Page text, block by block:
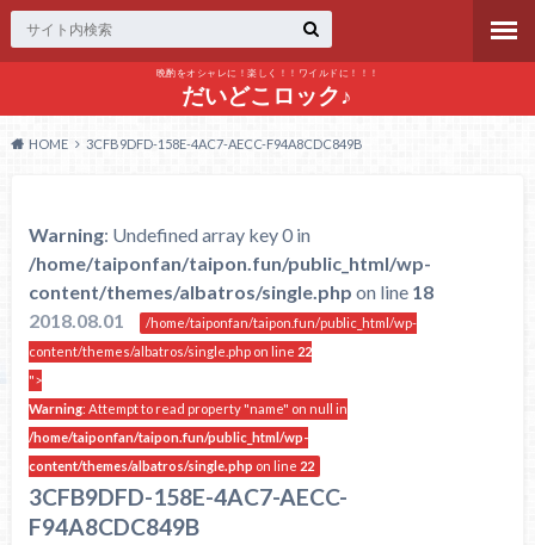
晩酌をオシャレに！楽しく！！ワイルドに！！！
だいどこロック♪
HOME 3CFB9DFD-158E-4AC7-AECC-F94A8CDC849B
Warning: Undefined array key 0 in
/home/taiponfan/taipon.fun/public_html/wp-
content/themes/albatros/single.php on line 18
2018.08.01
/home/taiponfan/taipon.fun/public_html/wp-
content/themes/albatros/single.php on line 22
">
Warning: Attempt to read property "name" on null in
/home/taiponfan/taipon.fun/public_html/wp-
content/themes/albatros/single.php on line 22
3CFB9DFD-158E-4AC7-AECC-
F94A8CDC849B